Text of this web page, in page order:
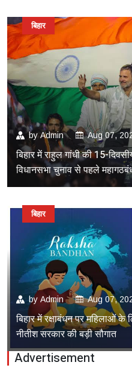
byAdmin Aug 07,
बिहार में राहुल गांधी की 15-
विधानसभा चुनाव से पहले
बिहार
by Admin Aug 07,
बिहार में रक्षाबंधन पर महिलाओं
नीतीश सरकार की बड़ी सौगात
बिहार
Advertisement